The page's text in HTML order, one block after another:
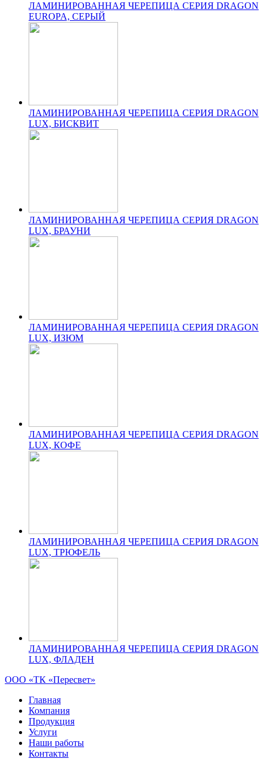
ЛАМИНИРОВАННАЯ ЧЕРЕПИЦА СЕРИЯ DRAGON
EUROPA, СЕРЫЙ
ЛАМИНИРОВАННАЯ ЧЕРЕПИЦА СЕРИЯ DRAGON
LUX, БИСКВИТ
ЛАМИНИРОВАННАЯ ЧЕРЕПИЦА СЕРИЯ DRAGON
LUX, БРАУНИ
ЛАМИНИРОВАННАЯ ЧЕРЕПИЦА СЕРИЯ DRAGON
LUX, ИЗЮМ
ЛАМИНИРОВАННАЯ ЧЕРЕПИЦА СЕРИЯ DRAGON
LUX, КОФЕ
ЛАМИНИРОВАННАЯ ЧЕРЕПИЦА СЕРИЯ DRAGON
LUX, ТРЮФЕЛЬ
ЛАМИНИРОВАННАЯ ЧЕРЕПИЦА СЕРИЯ DRAGON
LUX, ФЛАДЕН
ООО «ТК «Пересвет»
Главная
Компания
Продукция
Услуги
Наши работы
Контакты